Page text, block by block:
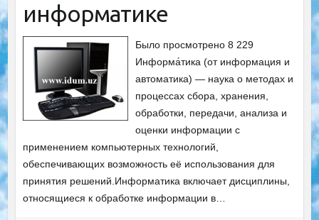
информатике
Было просмотрено 8 229
Информа́тика (от информация и
автоматика) — наука о методах и
процессах сбора, хранения,
обработки, передачи, анализа и
оценки информации с
применением компьютерных технологий,
обеспечивающих возможность её использования для
принятия решений.Информатика включает дисциплины,
относящиеся к обработке информации в…